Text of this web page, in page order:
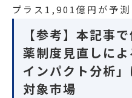
プラス1,901億円が予測
【参考】本記事
薬制度見直しに
インパクト分析
対象市場